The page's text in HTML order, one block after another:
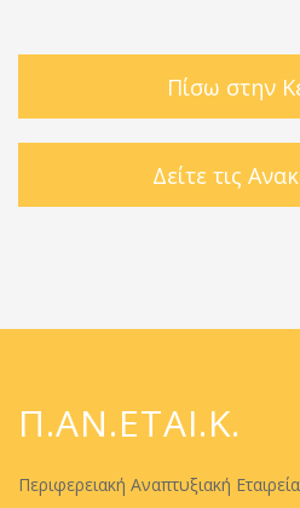
Πίσω στην
Δείτε τις
Π.ΑΝ.ΕΤΑΙ.Κ.
Περιφερειακή Αναπτυξιακή